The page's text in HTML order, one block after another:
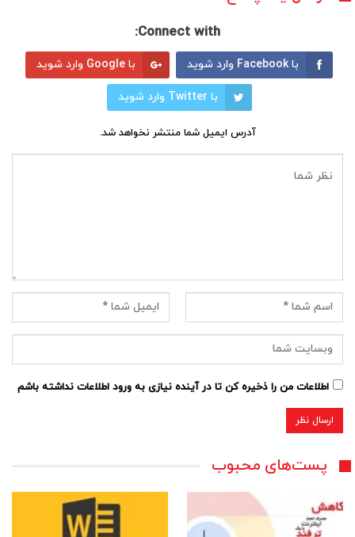
Connect with:
با Facebook وارد شوید با Google وارد شوید
با Twitter وارد شوید
آدرس ایمیل شما منتشر نخواهد شد.
اطلاعات من را ذخیره کن تا در آینده نیازی به ورود اطلاعات نداشته باشم
پست‌های محبوب